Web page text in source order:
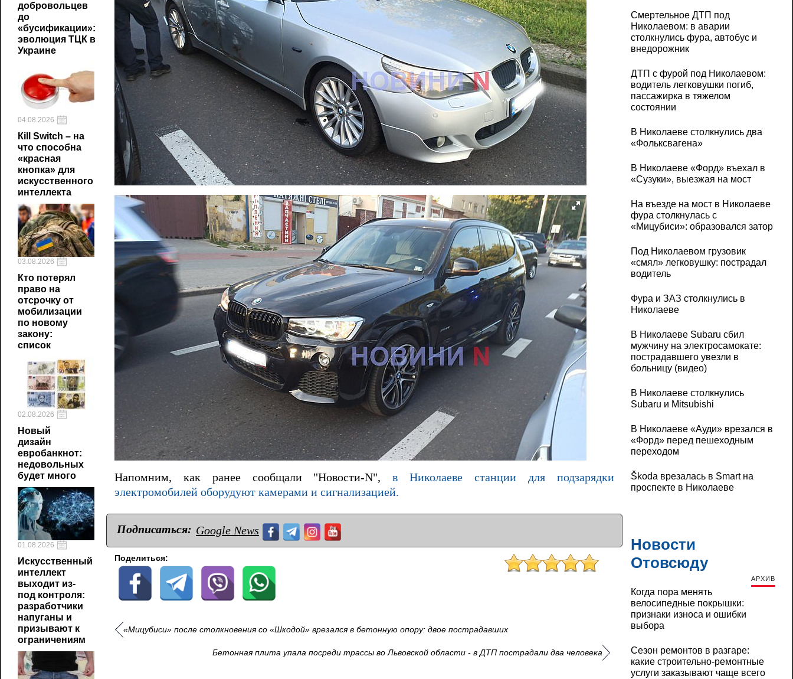
добровольцев
до
«бусификации»:
эволюция ТЦК в
Украине
04.08.2026
Кill Switch – на
что способна
«красная
кнопка» для
искусственного
интеллекта
03.08.2026
Кто потерял
право на
отсрочку от
мобилизации
по новому
закону:
список
02.08.2026
Новый
дизайн
евробанкнот:
недовольных
будет много
01.08.2026
Искусственный
интеллект
выходит из-
под контроля:
разработчики
напуганы и
призывают к
ограничениям
Напомним, как ранее сообщали "Новости-N",в Николаеве станции для подзарядки
электромобилей оборудуют камерами и сигнализацией.
Подписаться: Google News
Поделиться:
«Мицубиси» после столкновения со «Шкодой» врезался в бетонную опору: двое пострадавших
Бетонная плита упала посреди трассы во Львовской области - в ДТП пострадали два человека
Смертельное ДТП под
Николаевом: в аварии
столкнулись фура, автобус и
внедорожник
ДТП с фурой под Николаевом:
водитель легковушки погиб,
пассажирка в тяжелом
состоянии
В Николаеве столкнулись два
«Фольксвагена»
В Николаеве «Форд» въехал в
«Сузуки», выезжая на мост
На въезде на мост в Николаеве
фура столкнулась с
«Мицубиси»: образовался затор
Под Николаевом грузовик
«смял» легковушку: пострадал
водитель
Фура и ЗАЗ столкнулись в
Николаеве
В Николаеве Subaru сбил
мужчину на электросамокате:
пострадавшего увезли в
больницу (видео)
В Николаеве столкнулись
Subaru и Mitsubishi
В Николаеве «Ауди» врезался в
«Форд» перед пешеходным
переходом
Škoda врезалась в Smart на
проспекте в Николаеве
Новости
Отовсюду
АРХИВ
Когда пора менять
велосипедные покрышки:
признаки износа и ошибки
выбора
Сезон ремонтов в разгаре:
какие строительно-ремонтные
услуги заказывают чаще всего